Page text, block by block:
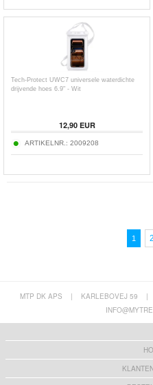
Tech-Protect UWC7 universele waterdichte
drijvende hoes 6.9" - Wit
12,90EUR
ARTIKELNR.: 2009208
1 2
MTP DK APS | KARLEBOVEJ 59 |